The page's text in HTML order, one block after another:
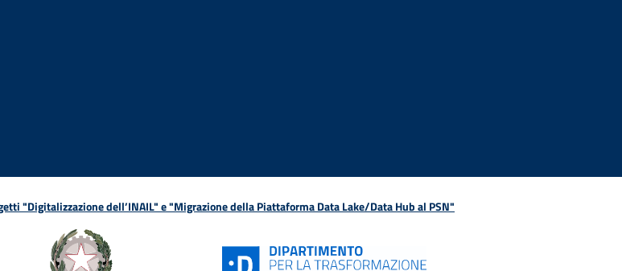
"Digitalizzazione dell’INAIL" e "Migrazione della Piattaforma Data Lake/Data Hub al PSN"